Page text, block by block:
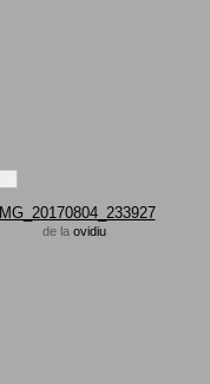
IMG_20170804_233927
de la ovidiu